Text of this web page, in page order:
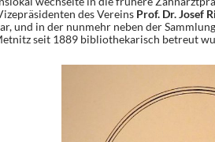
des Vereins Prof. Dr. Josef
und in der nunmehr neben der
seit 1889 bibliothekarisch betreut